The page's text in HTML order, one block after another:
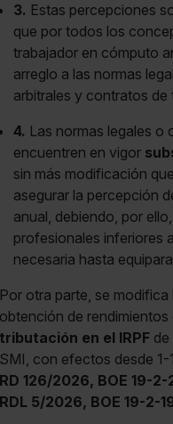
3. Estas percepciones
que por todos los
trabajador en cómputo
arreglo a las normas
arbitrales y contratos de
4. Las normas legales o
encuentren en vigor
sin más modificación
asegurar la percepción
anual, debiendo, por
profesionales inferiores
necesaria hasta
Por otra parte, se
obtención de
tributación en el IRPF
SMI, con efectos desde 1-
RD 126/2026, BOE 19-2-
RDL 5/2026, BOE 19-2-